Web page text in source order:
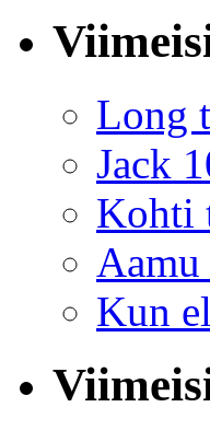
Long
Jack
Kohti
Kun